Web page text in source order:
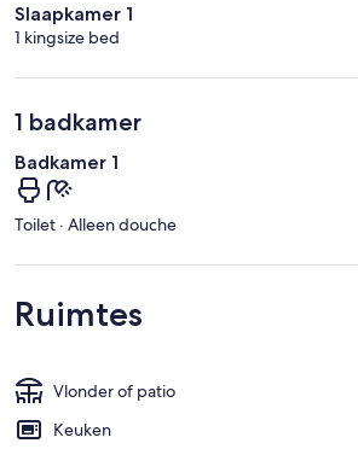
Slaapkamer 1
1 kingsize bed
1 badkamer
Badkamer 1
Toilet · Alleen douche
Ruimtes
Vlonder of patio
Keuken